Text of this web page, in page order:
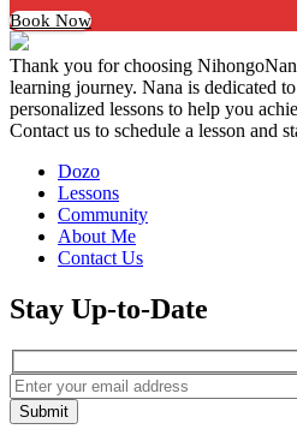
Book Now
Thank you for choosing
learning journey. Nana is dedicated
personalized lessons to help you
Contact us to schedule a lesson and
Dozo
Lessons
Community
About Me
Contact Us
Stay Up-to-Date